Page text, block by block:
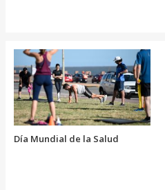
Día Mundial de la Salud